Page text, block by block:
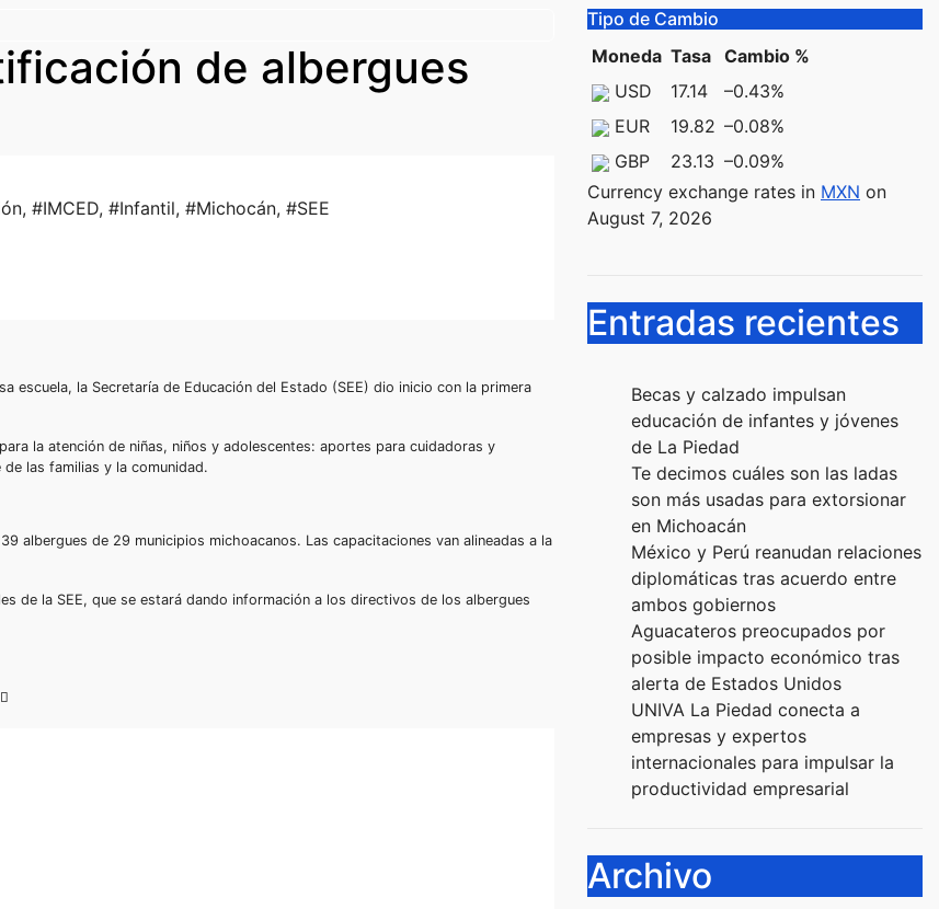
de albergues
, #IMCED, #Infantil, #Michocán, #SEE
escuela, la Secretaría de Educación del Estado (SEE) dio inicio con la primera
la atención de niñas, niños y adolescentes: aportes para cuidadoras y
las familias y la comunidad.
albergues de 29 municipios michoacanos. Las capacitaciones van alineadas a la
de la SEE, que se estará dando información a los directivos de los albergues
Tipo de Cambio
Moneda Tasa Cambio %
USD
17.14 –0.43%
EUR
19.82 –0.08%
GBP
23.13 –0.09%
Currency exchange rates in MXN on
August 7, 2026
Entradas recientes
Becas y calzado impulsan
educación de infantes y jóvenes
de La Piedad
Te decimos cuáles son las ladas
son más usadas para extorsionar
en Michoacán
México y Perú reanudan relaciones
diplomáticas tras acuerdo entre
ambos gobiernos
Aguacateros preocupados por
posible impacto económico tras
alerta de Estados Unidos
UNIVA La Piedad conecta a
empresas y expertos
internacionales para impulsar la
productividad empresarial
Archivo